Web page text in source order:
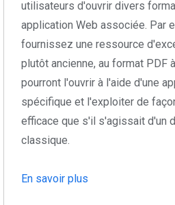
utilisateurs d'ouvrir divers
application Web associée. Par
fournissez une ressource
plutôt ancienne, au format PDF
pourront l'ouvrir à l'aide d'une
spécifique et l'exploiter de
efficace que s'il s'agissait d'un
classique.
En savoir plus